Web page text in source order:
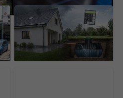
Slováci dokážu zachytiť
vodu, ktorá je zadarmo.
Prepočítali sme, kedy sa
to domácnosti vráti a
oplatí